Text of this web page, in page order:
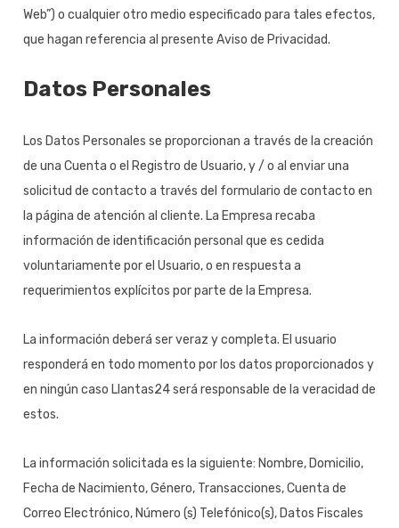
Web”) o cualquier otro medio especificado para tales efectos,
que hagan referencia al presente Aviso de Privacidad.
Datos Personales
Los Datos Personales se proporcionan a través de la creación
de una Cuenta o el Registro de Usuario, y / o al enviar una
solicitud de contacto a través del formulario de contacto en
la página de atención al cliente. La Empresa recaba
información de identificación personal que es cedida
voluntariamente por el Usuario, o en respuesta a
requerimientos explícitos por parte de la Empresa.
La información deberá ser veraz y completa. El usuario
responderá en todo momento por los datos proporcionados y
en ningún caso Llantas24 será responsable de la veracidad de
estos.
La información solicitada es la siguiente: Nombre, Domicilio,
Fecha de Nacimiento, Género, Transacciones, Cuenta de
Correo Electrónico, Número (s) Telefónico(s), Datos Fiscales